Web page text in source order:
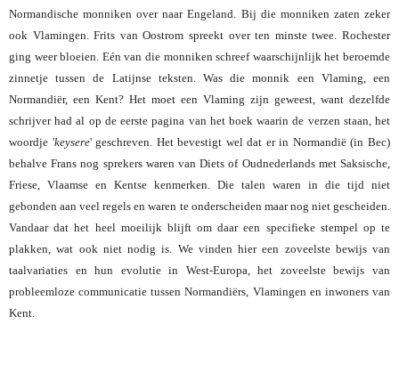
Normandische monniken over naar Engeland. Bij die monniken zaten zeker
ook Vlamingen. Frits van Oostrom spreekt over ten minste twee. Rochester
ging weer bloeien. Eén van die monniken schreef waarschijnlijk het beroemde
zinnetje tussen de Latijnse teksten. Was die monnik een Vlaming, een
Normandiër, een Kent? Het moet een Vlaming zijn geweest, want dezelfde
schrijver had al op de eerste pagina van het boek waarin de verzen staan, het
woordje 'keysere' geschreven. Het bevestigt wel dat er in Normandië (in Bec)
behalve Frans nog sprekers waren van Diets of Oudnederlands met Saksische,
Friese, Vlaamse en Kentse kenmerken. Die talen waren in die tijd niet
gebonden aan veel regels en waren te onderscheiden maar nog niet gescheiden.
Vandaar dat het heel moeilijk blijft om daar een specifieke stempel op te
plakken, wat ook niet nodig is. We vinden hier een zoveelste bewijs van
taalvariaties en hun evolutie in West-Europa, het zoveelste bewijs van
probleemloze communicatie tussen Normandiërs, Vlamingen en inwoners van
Kent.